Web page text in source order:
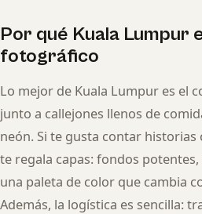
Por qué Kuala Lumpur
fotográfico
Lo mejor de Kuala Lumpur es el
junto a callejones llenos de
neón. Si te gusta contar historias
te regala capas: fondos
una paleta de color que cambia
Además, la logística es sencilla: